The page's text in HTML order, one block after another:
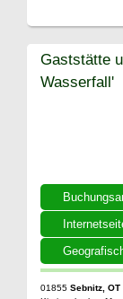
Gaststätte
Wasserfall'
01855 Sebnitz,